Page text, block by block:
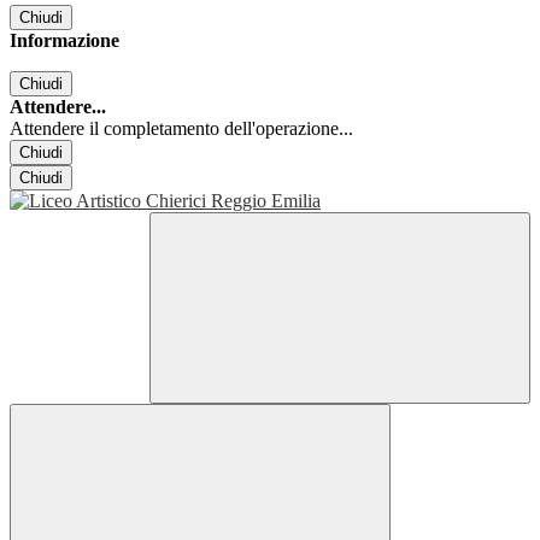
Chiudi
Informazione
Chiudi
Attendere...
Attendere il completamento dell'operazione...
Chiudi
Chiudi